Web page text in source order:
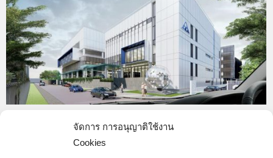
จัดการ การอนุญาติใช้งาน
Cookies
School-Active By